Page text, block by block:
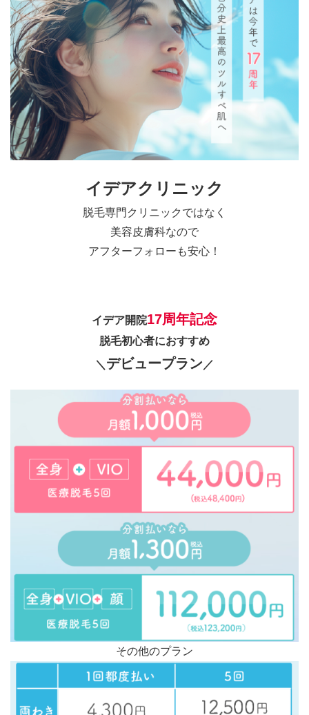
イデアクリニック
脱毛専門クリニックではなく
美容皮膚科なので
アフターフォローも安心！
イデア開院17周年記念
脱毛初心者におすすめ
＼ デビュープラン／
その他のプラン